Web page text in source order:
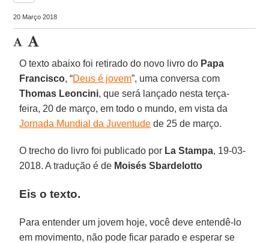
20 Março 2018
O texto abaixo foi retirado do novo livro do Papa
Francisco, “Deus é jovem”, uma conversa com
Thomas Leoncini, que será lançado nesta terça-
feira, 20 de março, em todo o mundo, em vista da
Jornada Mundial da Juventude de 25 de março.
O trecho do livro foi publicado por La Stampa, 19-03-
2018. A tradução é de Moisés Sbardelotto
Eis o texto.
Para entender um jovem hoje, você deve entendê-lo
em movimento, não pode ficar parado e esperar se